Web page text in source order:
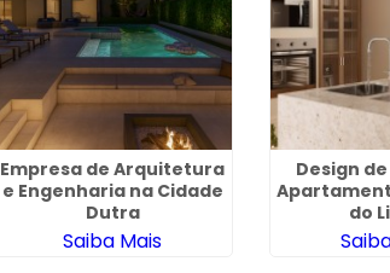
Empresa de Arquitetura
e Engenharia na Cidade
Dutra
Saiba Mais
Design
do